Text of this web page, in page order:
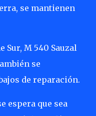
se mantienen
Sur, M 540 Sauzal
se
de reparación.
espera que sea